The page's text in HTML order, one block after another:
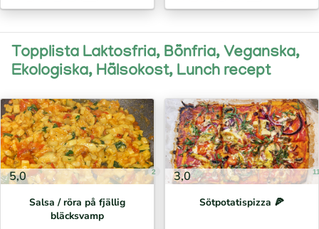
Topplista Laktosfria, Bönfria, Veganska,
Ekologiska, Hälsokost, Lunch recept
5,0 2
Salsa / röra på fjällig
bläcksvamp
3,0
Sötpotatispizza 🍕⁣